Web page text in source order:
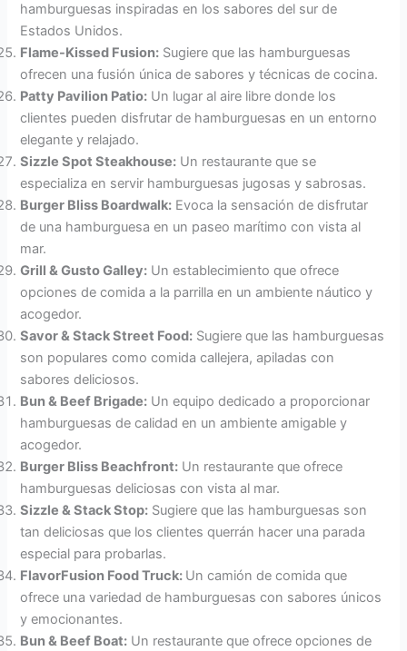
hamburguesas inspiradas en los sabores del sur de
Estados Unidos.
Flame-Kissed Fusion: Sugiere que las hamburguesas
ofrecen una fusión única de sabores y técnicas de cocina.
Patty Pavilion Patio: Un lugar al aire libre donde los
clientes pueden disfrutar de hamburguesas en un entorno
elegante y relajado.
Sizzle Spot Steakhouse: Un restaurante que se
especializa en servir hamburguesas jugosas y sabrosas.
Burger Bliss Boardwalk: Evoca la sensación de disfrutar
de una hamburguesa en un paseo marítimo con vista al
mar.
Grill & Gusto Galley: Un establecimiento que ofrece
opciones de comida a la parrilla en un ambiente náutico y
acogedor.
Savor & Stack Street Food: Sugiere que las hamburguesas
son populares como comida callejera, apiladas con
sabores deliciosos.
Bun & Beef Brigade: Un equipo dedicado a proporcionar
hamburguesas de calidad en un ambiente amigable y
acogedor.
Burger Bliss Beachfront: Un restaurante que ofrece
hamburguesas deliciosas con vista al mar.
Sizzle & Stack Stop: Sugiere que las hamburguesas son
tan deliciosas que los clientes querrán hacer una parada
especial para probarlas.
FlavorFusion Food Truck: Un camión de comida que
ofrece una variedad de hamburguesas con sabores únicos
y emocionantes.
Bun & Beef Boat: Un restaurante que ofrece opciones de